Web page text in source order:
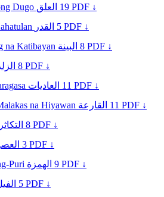
Dugo العلق 19 PDF ↓
القدر 5 PDF ↓
na Katibayan البينة 8 PDF ↓
8 PDF ↓
العاديات 11 PDF ↓
na Hiyawan القارعة 11 PDF ↓
التكاثر 8 PDF ↓
3 PDF ↓
Puri الهمزة 9 PDF ↓
5 PDF ↓